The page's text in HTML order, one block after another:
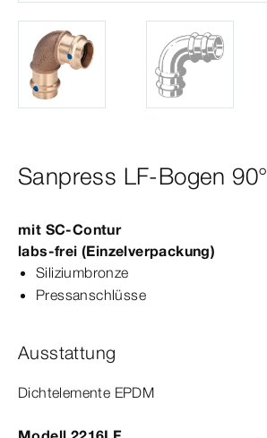
Sanpress LF-Bogen 90°
mit SC‑Contur
labs-​frei (Einzelverpackung)
Siliziumbronze
Pressanschlüsse
Ausstattung
Dicht­elemente EPDM